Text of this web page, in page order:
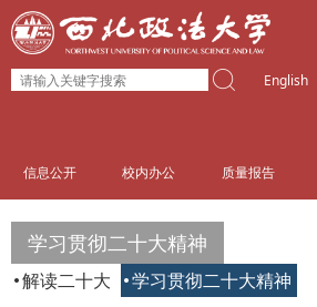
English
信息公开 校内办公 质量报告
学习贯彻二十大精神
解读二十大
学习贯彻二十大精神